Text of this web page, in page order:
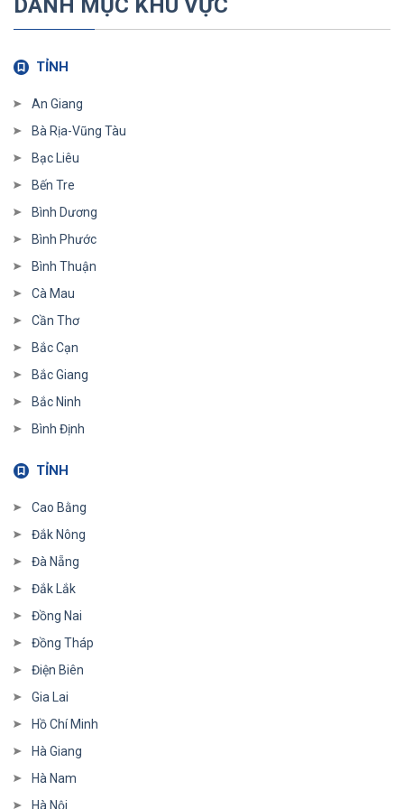
TỈNH
An Giang
Bà Rịa-Vũng Tàu
Bạc Liêu
Bến Tre
Bình Dương
Bình Phước
Bình Thuận
Cà Mau
Cần Thơ
Bắc Cạn
Bắc Giang
Bắc Ninh
Bình Định
TỈNH
Cao Bằng
Đắk Nông
Đà Nẵng
Đắk Lắk
Đồng Nai
Đồng Tháp
Điện Biên
Gia Lai
Hồ Chí Minh
Hà Giang
Hà Nam
Hà Nội